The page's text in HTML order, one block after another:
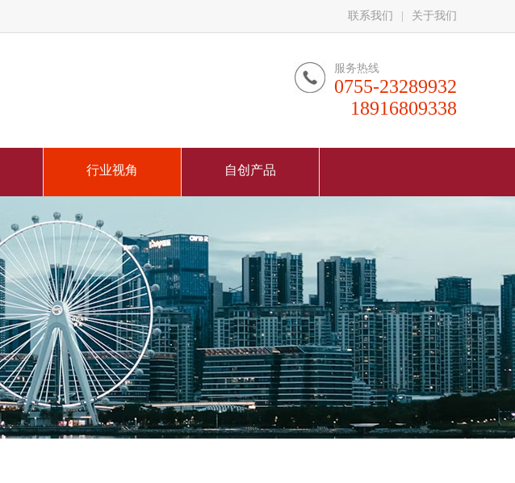
关于我们
联系我们
服务热线
0755-23289932
18916809338
行业视角 自创产品